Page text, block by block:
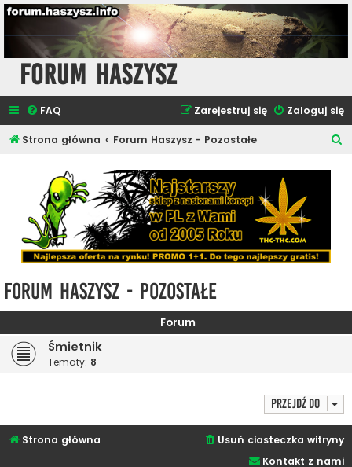
Forum Haszysz
FAQ Zaloguj się
Zarejestruj się
Strona główna Forum Haszysz - Pozostałe
Forum Haszysz - Pozostałe
Forum
Śmietnik
Tematy: 8
Przejdź do
Strona główna
Usuń ciasteczka witryny
Kontakt z nami